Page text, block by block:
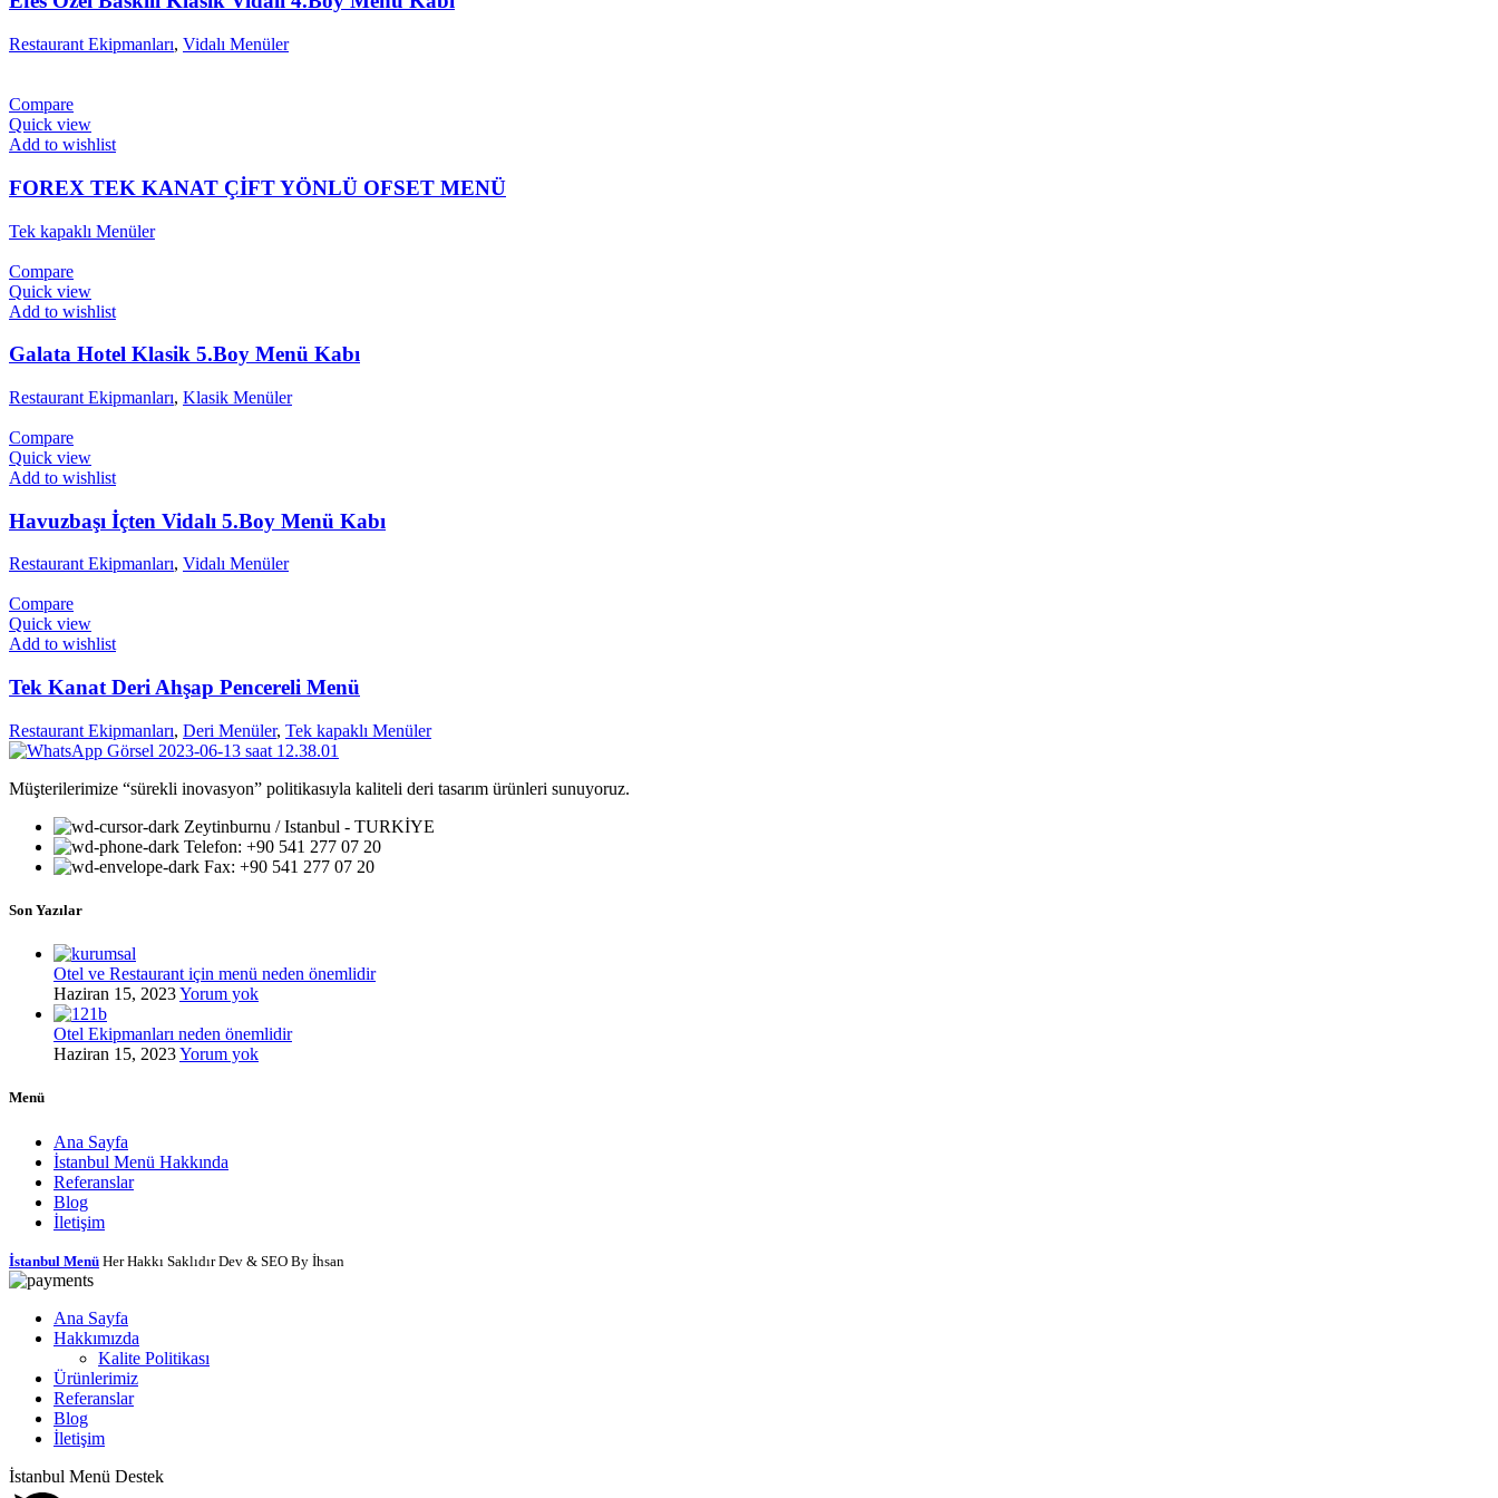
Restaurant Ekipmanları, Vidalı Menüler
Compare
Quick view
Add to wishlist
FOREX TEK KANAT ÇİFT YÖNLÜ OFSET MENÜ
Tek kapaklı Menüler
Compare
Quick view
Add to wishlist
Galata Hotel Klasik 5.Boy Menü Kabı
Restaurant Ekipmanları, Klasik Menüler
Compare
Quick view
Add to wishlist
Havuzbaşı İçten Vidalı 5.Boy Menü Kabı
Restaurant Ekipmanları, Vidalı Menüler
Compare
Quick view
Add to wishlist
Tek Kanat Deri Ahşap Pencereli Menü
Restaurant Ekipmanları, Deri Menüler, Tek kapaklı Menüler
Müşterilerimize “sürekli inovasyon” politikasıyla kaliteli deri tasarım ürünleri sunuyoruz.
Zeytinburnu / Istanbul - TURKİYE
Telefon: +90 541 277 07 20
Fax: +90 541 277 07 20
Son Yazılar
Otel ve Restaurant için menü neden önemlidir
Haziran 15, 2023Yorum yok
Otel Ekipmanları neden önemlidir
Haziran 15, 2023Yorum yok
Menü
Ana Sayfa
İstanbul Menü Hakkında
Referanslar
Blog
İletişim
İstanbul Menü Her Hakkı Saklıdır Dev & SEO By İhsan
Ana Sayfa
Hakkımızda
Kalite Politikası
Ürünlerimiz
Referanslar
Blog
İletişim
İstanbul Menü Destek